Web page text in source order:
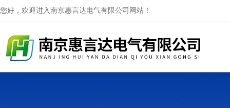
您好，欢迎进入南京惠言达电气有限公司网站！